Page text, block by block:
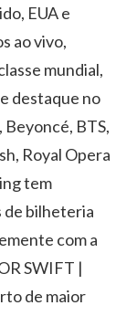
EUA e
ao vivo,
mundial,
destaque no
BTS,
Royal Opera
tem
bilheteria
com a
SWIFT |
de maior